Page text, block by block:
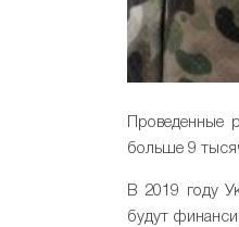
Проведенные
больше 9
В 2019 году
будут